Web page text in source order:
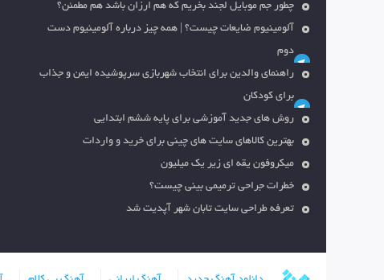
چطور جم موبایل لجند بخریم که هم ارزان باشد هم مطمئن؟
آلومینیوم ضایعات چیست؟ | همه چیز درباره آلومینیوم دست
دوم
راهنمای والدین برای انتخاب شهربازی سرپوشیده ایمن و جذاب
برای کودکان
روش های جدید آموزشی برای پایه ششم ابتدایی
بهترین کالاهای سایت های چینی برای خرید و واردات
میکروفون یقه ای زیر یک میلیون
خطرات جراحی ترمیمی بینی چیست؟
تعرفه طراحی سایت تابان شهر آپدیت شد